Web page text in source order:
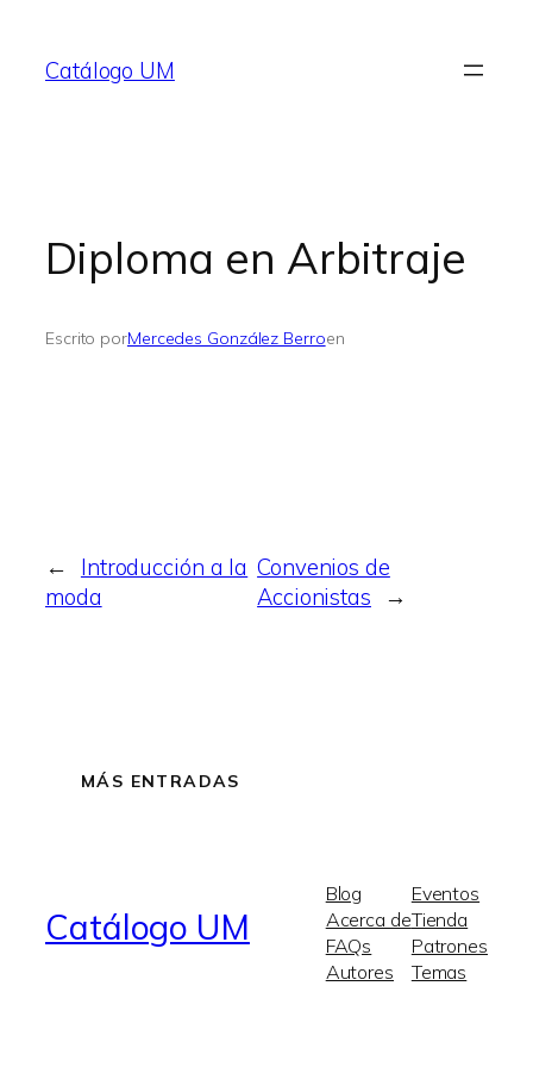
contenido
Catálogo UM
Diploma en Arbitraje
Escrito porMercedes González Berroen
←
Introducción a la
moda
Convenios de
Accionistas
→
MÁS ENTRADAS
Catálogo UM
Blog
Acerca de
FAQs
Autores
Eventos
Tienda
Patrones
Temas